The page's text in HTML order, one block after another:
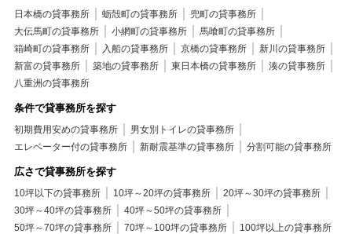
日本橋の貸事務所 蛎殻町の貸事務所
兜町の貸事務所
大伝馬町の貸事務所
小網町の貸事務所
馬喰町の貸事務所
箱崎町の貸事務所
入船の貸事務所 京橋の貸事務所
新川の貸事務所
新富の貸事務所
築地の貸事務所 東日本橋の貸事務所
湊の貸事務所
八重洲の貸事務所
条件で貸事務所を探す
初期費用安めの貸事務所
男女別トイレの貸事務所
エレベーター付の貸事務所
新耐震基準の貸事務所 分割可能の貸事務所
広さで貸事務所を探す
10坪以下の貸事務所 10坪～20坪の貸事務所
20坪～30坪の貸事務所
30坪～40坪の貸事務所
40坪～50坪の貸事務所
50坪～70坪の貸事務所
70坪～100坪の貸事務所 100坪以上の貸事務所